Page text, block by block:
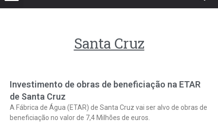
Santa Cruz
Investimento de obras de beneficiação na ETAR
de Santa Cruz
A Fábrica de Água (ETAR) de Santa Cruz vai ser alvo de obras de
beneficiação no valor de 7,4 Milhões de euros.